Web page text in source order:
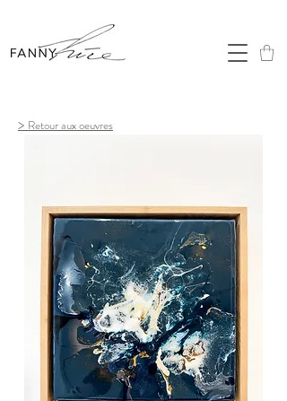
> Retour aux oeuvres